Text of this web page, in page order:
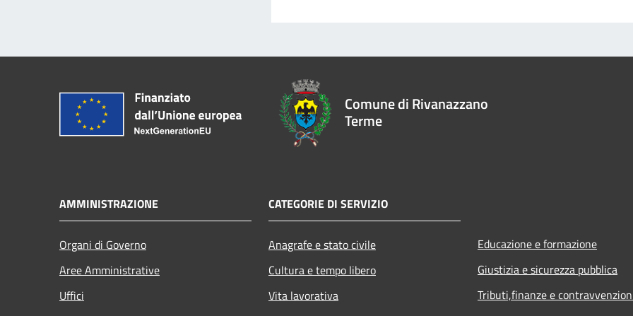
Comune di Rivanazzano
Terme
AMMINISTRAZIONE
Organi di Governo
Aree Amministrative
Uffici
CATEGORIE DI SERVIZIO
Anagrafe e stato civile
Cultura e tempo libero
Vita lavorativa
Educazione e formazione
Giustizia e sicurezza pubblica
Tributi,finanze e